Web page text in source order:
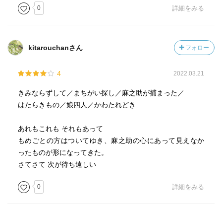
後継ぎだけに。実績を作って認められるしかない。麻之助
もそうしてきた。それにしても、江戸の歴史が大きく変わ
「娘四人」。そのまんまです。これも噂絡みだが…その
ういう人もいたのだろうなあ。責める気にはなれない。そ
れにしても畠中さん、こんなところで打ち切りですか！
悲しいすれ違いと、人間の不器用さ。自身に当てはめて考
もちろん、次も読むしかあるまい。
0 詳細をみる
kitarouchanさん フォロー
4 2022.03.21
きみならずして／まちがい探し／麻之助が捕まった／
はたらきもの／娘四人／かわたれどき
あれもこれも それもあって
もめごとの方はついてゆき、麻之助の心にあって見えなか
ったものが形になってきた。
さてさて 次が待ち遠しい
0 詳細をみる